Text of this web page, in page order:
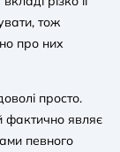
тож
про них
просто.
фактично являє
певного